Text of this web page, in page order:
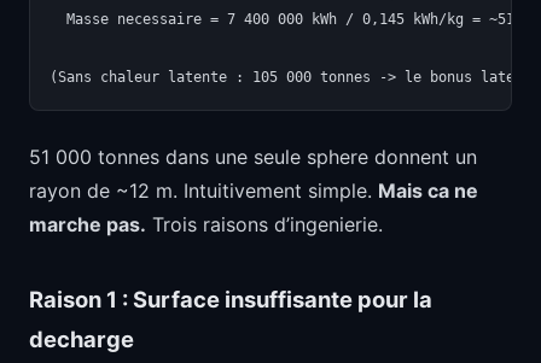
Masse necessaire = 7 400 000 kWh / 0,145 kWh/kg = ~51
51 000 tonnes dans une seule sphere donnent un
rayon de ~12 m. Intuitivement simple. Mais ca ne
marche pas. Trois raisons d’ingenierie.
Raison 1 : Surface insuffisante pour la
decharge